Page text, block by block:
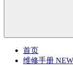
首页
维修手册 NEW